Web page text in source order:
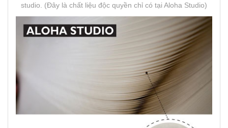
studio. (Đây là chất liệu độc quyền chỉ có tại Aloha Studio)